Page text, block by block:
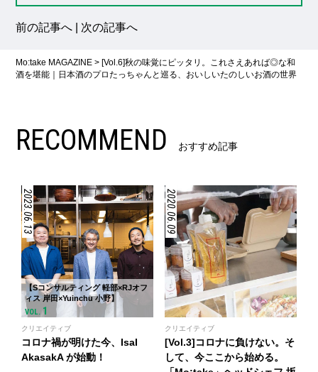
前の記事へ 次の記事へ
Mo:take MAGAZINE > [Vol.6]秋の味覚にピッタリ。これさえあれば◎な和
酒を堪能｜日本酒のプロたっちゃんと巡る、おいしいたのしいお酒の世界
RECOMMEND おすすめ記事
2023.06.13
【Sコンサルティング 軽部×RJオフ
ィス 岸田×Yuinchu 小野】
VOL.1
クリエイティブ
コロナ禍が明けた今、IsaI
AkasakA が始動！
2020.06.09
クリエイティブ
[Vol.3]コロナに負けない。そ
して、今ここから始める。